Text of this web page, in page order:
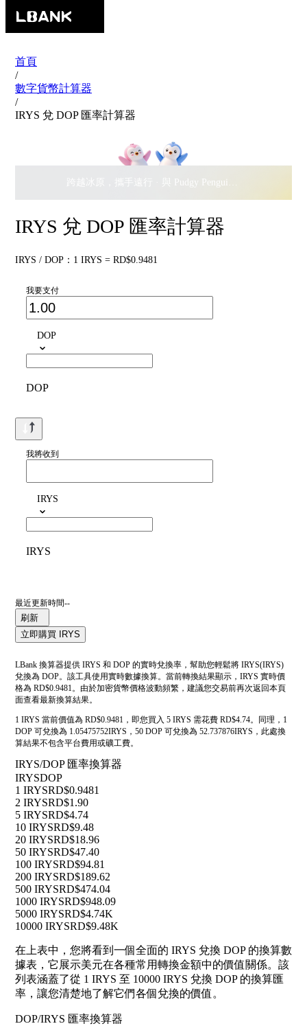
首頁
/
數字貨幣計算器
/
IRYS 兌 DOP 匯率計算器
跨越冰原，攜手遠行 · 與 Pudgy Penguins 搖擺瓜分
IRYS 兌 DOP 匯率計算器
IRYS / DOP：1 IRYS = RD$0.9481
我要支付
DOP
DOP
我將收到
IRYS
IRYS
最近更新時間--
刷新
立即購買 IRYS
LBank 換算器提供 IRYS 和 DOP 的實時兌換率，幫助您輕鬆將 IRYS(IRYS)
兌換為 DOP。該工具使用實時數據換算。當前轉換結果顯示，IRYS 實時價
格為 RD$0.9481。由於加密貨幣價格波動頻繁，建議您交易前再次返回本頁
面查看最新換算結果。
1 IRYS 當前價值為 RD$0.9481，即您買入 5 IRYS 需花費 RD$4.74。同理，1
DOP 可兌換為 1.05475752IRYS，50 DOP 可兌換為 52.737876IRYS，此處換
算結果不包含平台費用或礦工費。
IRYS/DOP 匯率換算器
IRYSDOP
1 IRYSRD$0.9481
2 IRYSRD$1.90
5 IRYSRD$4.74
10 IRYSRD$9.48
20 IRYSRD$18.96
50 IRYSRD$47.40
100 IRYSRD$94.81
200 IRYSRD$189.62
500 IRYSRD$474.04
1000 IRYSRD$948.09
5000 IRYSRD$4.74K
10000 IRYSRD$9.48K
在上表中，您將看到一個全面的 IRYS 兌換 DOP 的換算數
據表，它展示美元在各種常用轉換金額中的價值關係。該
列表涵蓋了從 1 IRYS 至 10000 IRYS 兌換 DOP 的換算匯
率，讓您清楚地了解它們各個兌換的價值。
DOP/IRYS 匯率換算器